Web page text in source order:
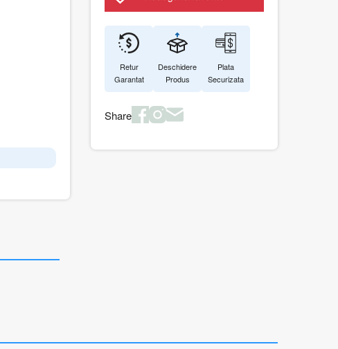
Retur
Garantat
Deschidere
Produs
Plata
Securizata
Share